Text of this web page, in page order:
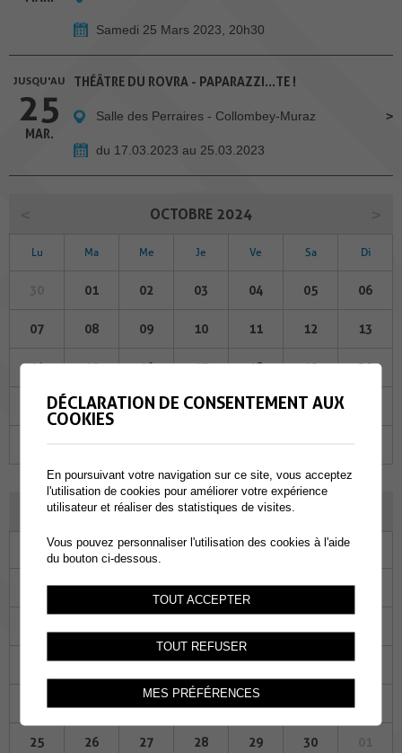
Samedi 25 Mars 2023, 20h30
JUSQU'AU
25
MAR.
THÉÂTRE DU ROVRA - PAPARAZZI...TE !
Salle des Perraires - Collombey-Muraz
du 17.03.2023 au 25.03.2023
OCTOBRE 2024
Lu Ma Me Je Ve Sa Di
01 02 03 04 05 06
07 08 09 10 11 12 13
14 15 16 17 18 19 20
22 23 24 25 26
NOVEMBRE 2024
Ma Me Je Ve Sa
29 30 31 01 02
12 13 14 15 16
25 26 27 28 29 30
DÉCLARATION DE CONSENTEMENT AUX
COOKIES
En poursuivant votre navigation sur ce site, vous acceptez
l'utilisation de cookies pour améliorer votre expérience
utilisateur et réaliser des statistiques de visites.
Vous pouvez personnaliser l'utilisation des cookies à l'aide
du bouton ci-dessous.
TOUT ACCEPTER
TOUT REFUSER
MES PRÉFÉRENCES